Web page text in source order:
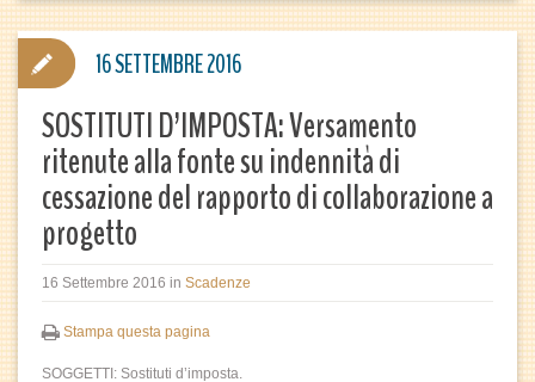
SOSTITUTI D’IMPOSTA: Versamento
ritenute alla fonte su indennità di
cessazione del rapporto di collaborazione a
progetto
16 Settembre 2016 in Scadenze
Stampa questa pagina
SOGGETTI: Sostituti d’imposta.
16 SETTEMBRE 2016